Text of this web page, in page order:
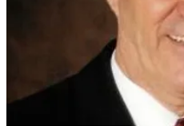
Eternea